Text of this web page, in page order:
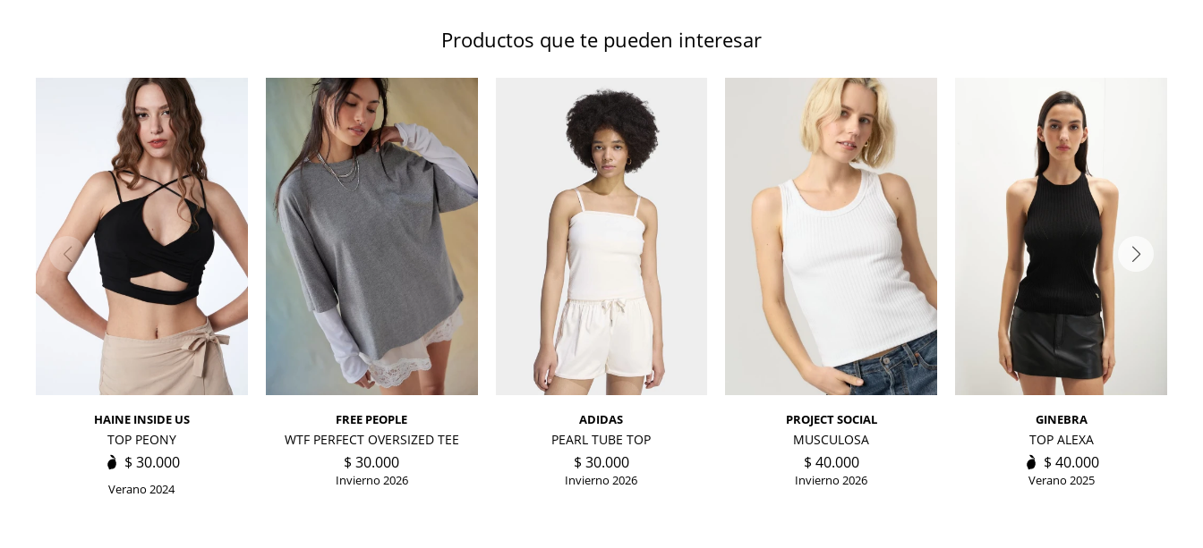
Productos que te pueden interesar
HAINE INSIDE US
TOP PEONY
$ 30.000
Verano 2024
FREE PEOPLE
WTF PERFECT OVERSIZED TEE
$ 30.000
Invierno 2026
ADIDAS
PEARL TUBE TOP
$ 30.000
Invierno 2026
PROJECT SOCIAL
MUSCULOSA
$ 40.000
Invierno 2026
GINEBRA
TOP ALEXA
$ 40.000
Verano 2025